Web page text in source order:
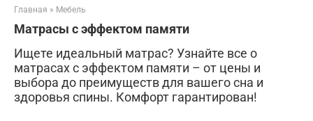
Главная » Мебель
Матрасы с эффектом памяти
Ищете идеальный матрас? Узнайте все о
матрасах с эффектом памяти – от цены и
выбора до преимуществ для вашего сна и
здоровья спины. Комфорт гарантирован!